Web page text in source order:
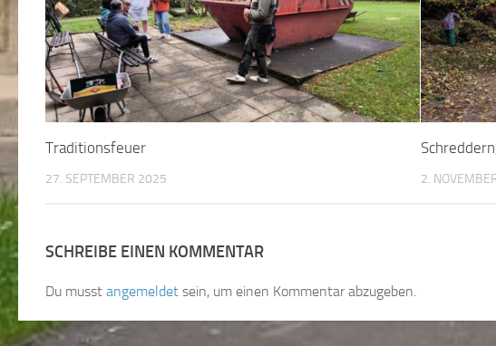
Traditionsfeuer
27. SEPTEMBER 2025 2.
SCHREIBE EINEN KOMMENTAR
Du musst angemeldet sein, um einen Kommentar abzugeben.